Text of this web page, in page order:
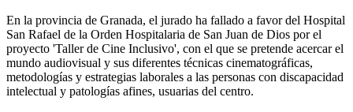
En la provincia de Granada, el jurado ha fallado a favor del Hospital
San Rafael de la Orden Hospitalaria de San Juan de Dios por el
proyecto 'Taller de Cine Inclusivo', con el que se pretende acercar el
mundo audiovisual y sus diferentes técnicas cinematográficas,
metodologías y estrategias laborales a las personas con discapacidad
intelectual y patologías afines, usuarias del centro.